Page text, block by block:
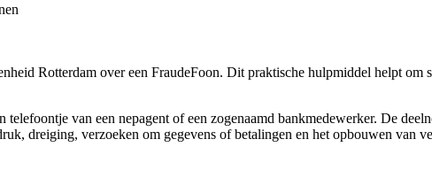
Rotterdam over een FraudeFoon. Dit praktische hulpmiddel helpt
van een nepagent of een zogenaamd bankmedewerker. De
dreiging, verzoeken om gegevens of betalingen en het opbouwen van